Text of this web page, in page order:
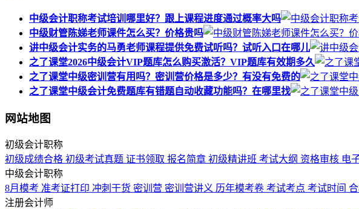
中级会计职称考试培训哪里好？跟上课程进度通过概率大吗
中级财管陈娣老师课件怎么买？价格贵吗
讲中级会计实务的马勇老师课程提供免费试听吗？试听入口在哪儿
之了课堂2026中级会计VIP题库怎么购买激活？VIP题库有效期多久
之了课堂中级密训营有用吗？密训营价格是多少？有没有免费的
之了课堂中级会计免费题库有错题自动收藏功能吗？在哪里找
网站地图
初级会计职称
初级成绩合格 初级考试真题 证书领取 报名简章 初级精讲班 考试大纲 资格审核 电
中级会计职称
8月模考 准考证打印 冲刺干货 密训营 密训营讲义 历年模考卷 考试考点 考试时间
注册会计师